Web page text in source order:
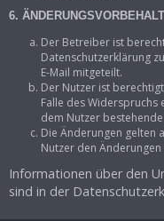
6. ÄNDERUNGSVORBEHALT
Der Betreiber ist
Datenschutzerklärung
E-Mail mitgeteilt.
Der Nutzer ist
Falle des Widerspruchs
dem Nutzer
Die Änderungen gelten
Nutzer den
Informationen über den
sind in der